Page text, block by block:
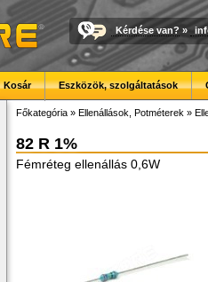
Kérdése van? »
Kosár Eszközök, szolgáltatások
Főkategória » Ellenállások, Potméterek »
82 R 1%
Fémréteg ellenállás 0,6W